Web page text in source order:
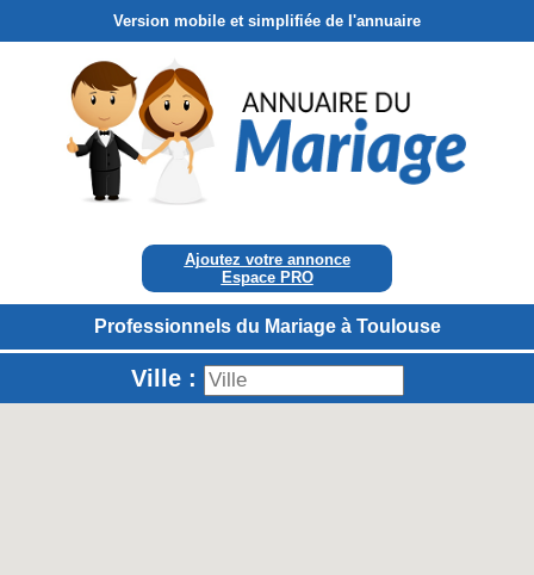
Version mobile et simplifiée de l'annuaire
Ajoutez votre annonce
Espace PRO
Professionnels du Mariage à Toulouse
Ville :